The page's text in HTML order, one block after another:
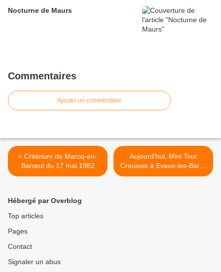
Nocturne de Maurs
Commentaires
Ajouter un commentaire
< Critérium de Marcq-en-
Barœul du 17 mai 1982
Aujourd'hui, Mini Tour
Creusois à Evaux-les-Bains
>
Hébergé par Overblog
Top articles
Pages
Contact
Signaler un abus